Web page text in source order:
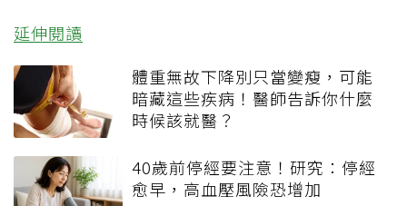
延伸閱讀
體重無故下降別只當變瘦，可能
暗藏這些疾病！醫師告訴你什麼
時候該就醫？
40歲前停經要注意！研究：停經
愈早，高血壓風險恐增加